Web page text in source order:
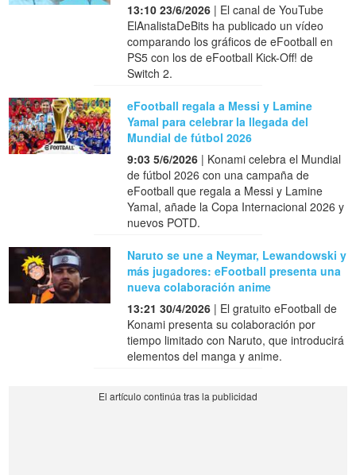
13:10 23/6/2026 | El canal de YouTube
ElAnalistaDeBits ha publicado un vídeo
comparando los gráficos de eFootball en
PS5 con los de eFootball Kick-Off! de
Switch 2.
eFootball regala a Messi y Lamine
Yamal para celebrar la llegada del
Mundial de fútbol 2026
9:03 5/6/2026 | Konami celebra el Mundial
de fútbol 2026 con una campaña de
eFootball que regala a Messi y Lamine
Yamal, añade la Copa Internacional 2026 y
nuevos POTD.
Naruto se une a Neymar, Lewandowski y
más jugadores: eFootball presenta una
nueva colaboración anime
13:21 30/4/2026 | El gratuito eFootball de
Konami presenta su colaboración por
tiempo limitado con Naruto, que introducirá
elementos del manga y anime.